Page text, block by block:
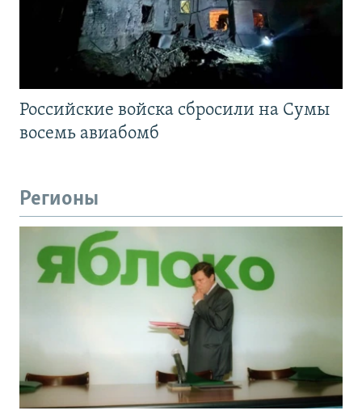
Российские войска сбросили на Сумы
восемь авиабомб
Регионы